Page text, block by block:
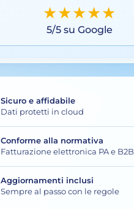
★★★★★
5/5 su Google
Sicuro e affidabile
Dati protetti in cloud
Conforme alla normativa
Fatturazione elettronica PA e B2B
Aggiornamenti inclusi
Sempre al passo con le regole